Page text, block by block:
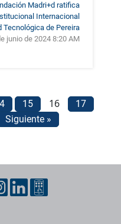
Madri+d ratifica
Internacional
Tecnológica de Pereira
junio de 2024 8:20 AM
15 16
17
Siguiente »
redes sociales y datos